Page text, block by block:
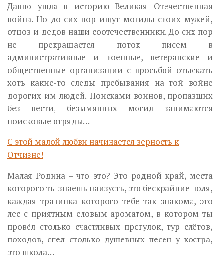
Давно ушла в историю Великая Отечественная
война. Но до сих пор ищут могилы своих мужей,
отцов и дедов наши соотечественники. До сих пор
не прекращается поток писем в
административные и военные, ветеранские и
общественные организации с просьбой отыскать
хоть какие-то следы пребывания на той войне
дорогих им людей. Поисками воинов, пропавших
без вести, безымянных могил занимаются
поисковые отряды…
С этой малой любви начинается верность к
Отчизне!
Малая Родина – что это? Это родной край, места
которого ты знаешь наизусть, это бескрайние поля,
каждая травинка которого тебе так знакома, это
лес с приятным еловым ароматом, в котором ты
провёл столько счастливых прогулок, тур слётов,
походов, спел столько душевных песен у костра,
это школа…